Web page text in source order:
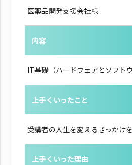
医薬品開発支援会社様
内容
IT基礎（ハードウェアとソフトウ
上手くいったこと
受講者の人生を変えるきっかけ
上手くいった理由